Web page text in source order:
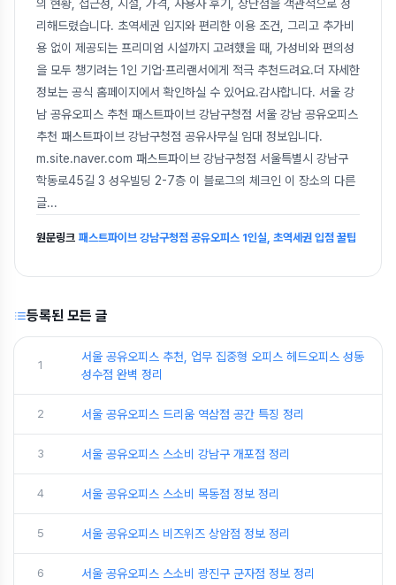
의 현황, 접근성, 시설, 가격, 사용자 후기, 장단점을 객관적으로 정
리해드렸습니다. 초역세권 입지와 편리한 이용 조건, 그리고 추가비
용 없이 제공되는 프리미엄 시설까지 고려했을 때, 가성비와 편의성
을 모두 챙기려는 1인 기업·프리랜서에게 적극 추천드려요.더 자세한
정보는 공식 홈페이지에서 확인하실 수 있어요.감사합니다. 서울 강
남 공유오피스 추천 패스트파이브 강남구청점 서울 강남 공유오피스
추천 패스트파이브 강남구청점 공유사무실 임대 정보입니다.
m.site.naver.com 패스트파이브 강남구청점 서울특별시 강남구
학동로45길 3 성우빌딩 2-7층 이 블로그의 체크인 이 장소의 다른
글...
원문링크 패스트파이브 강남구청점 공유오피스 1인실, 초역세권 입점 꿀팁
등록된 모든 글
1
서울 공유오피스 추천, 업무 집중형 오피스 헤드오피스 성동
성수점 완벽 정리
2 서울 공유오피스 드리움 역삼점 공간 특징 정리
3 서울 공유오피스 스소비 강남구 개포점 정리
4 서울 공유오피스 스소비 목동점 정보 정리
5 서울 공유오피스 비즈위즈 상암점 정보 정리
6 서울 공유오피스 스소비 광진구 군자점 정보 정리